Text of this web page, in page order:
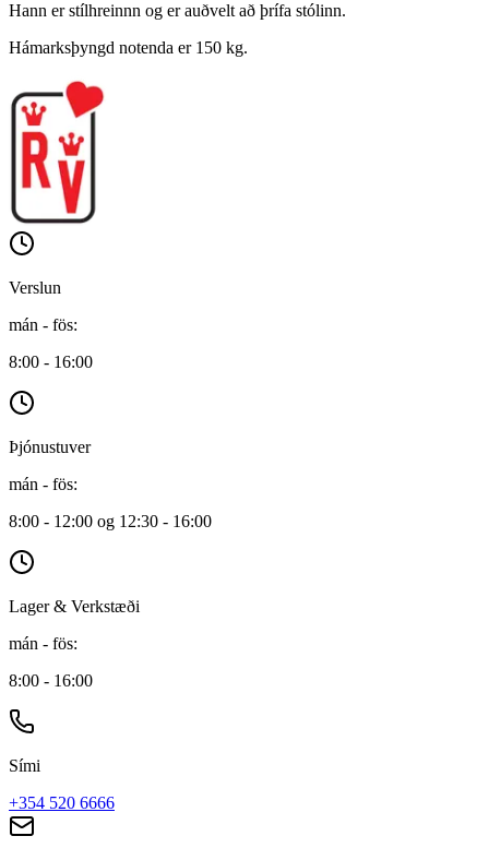
Hann er stílhreinnn og er auðvelt að þrífa stólinn.
Hámarksþyngd notenda er 150 kg.
Verslun
mán - fös:
8:00 - 16:00
Þjónustuver
mán - fös:
8:00 - 12:00 og 12:30 - 16:00
Lager & Verkstæði
mán - fös:
8:00 - 16:00
Sími
+354 520 6666